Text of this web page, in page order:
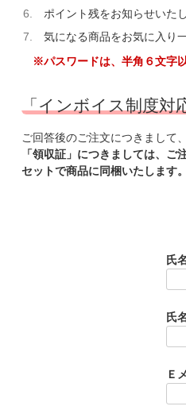
ポイント残をお知らせいたし
気になる商品をお気に入り
※パスワードは、半角６文字以
「インボイス制度対
ご回答後のご注文につきまして
「領収証」につきましては、
セットで商品に同梱いたします。
氏
氏
Ｅ